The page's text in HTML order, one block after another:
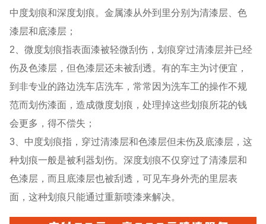
中度划痕和深度划痕。金属漆从外到里分别为清漆层、色
漆层和底漆层；
2、微度划痕指表面漆被轻微刮伤，划痕穿过清漆层并已经
伤及色漆层，但色漆层还未被刮透。有的车主为讨便宜，
到非专业的路边洗车店洗车，常常因为洗车工的操作不规
范而划伤漆面，造成微度划痕，处理掉这些划痕所花的钱
会更多，得不偿失；
3、中度划痕指，穿过清漆层和色漆层但未伤及底漆层，这
种划痕一般是被利器划伤。深度划痕不仅穿过了清漆层和
色漆层，而且底漆层也被刮透，可见车身外壳的里层表
面，这种划痕只能通过重新喷漆来解决。